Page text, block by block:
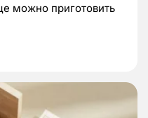
можно приготовить